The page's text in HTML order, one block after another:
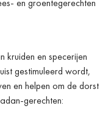
en groentegerechten
kruiden en specerijen
gestimuleerd wordt,
en helpen om de dorst
gerechten: